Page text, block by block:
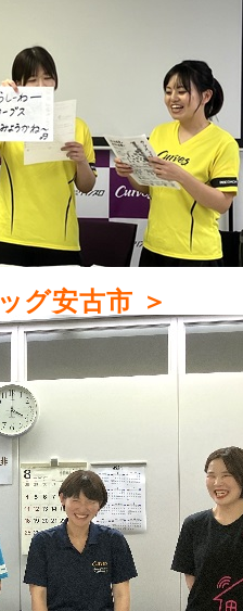
グ安古市 ＞